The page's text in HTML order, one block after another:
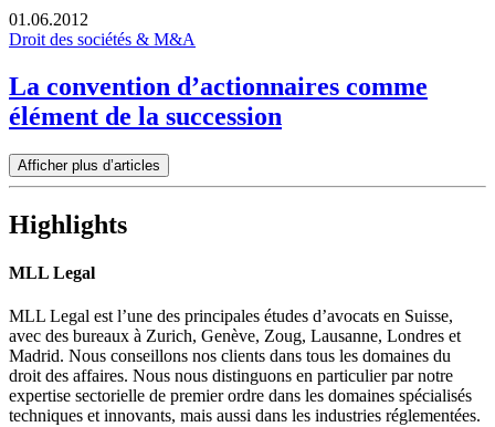
01.06.2012
Droit des sociétés & M&A
La convention d’actionnaires comme
élément de la succession
Afficher plus d’articles
Highlights
MLL Legal
MLL Legal est l’une des principales études d’avocats en Suisse,
avec des bureaux à Zurich, Genève, Zoug, Lausanne, Londres et
Madrid. Nous conseillons nos clients dans tous les domaines du
droit des affaires. Nous nous distinguons en particulier par notre
expertise sectorielle de premier ordre dans les domaines spécialisés
techniques et innovants, mais aussi dans les industries réglementées.